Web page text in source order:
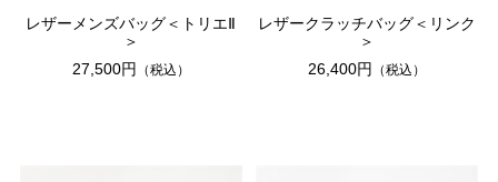
レザーメンズバッグ＜トリエⅡ
＞
27,500円
（税込）
レザークラッチバッグ＜リンク
＞
26,400円
（税込）